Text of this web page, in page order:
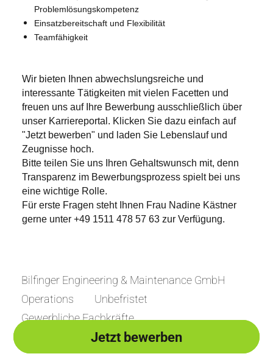
Jetzt bewerben
Problemlösungskompetenz
Einsatzbereitschaft und Flexibilität
Teamfähigkeit
Wir bieten Ihnen abwechslungsreiche und
interessante Tätigkeiten mit vielen Facetten und
freuen uns auf Ihre Bewerbung ausschließlich über
unser Karriereportal. Klicken Sie dazu einfach auf
"Jetzt bewerben" und laden Sie Lebenslauf und
Zeugnisse hoch.
Bitte teilen Sie uns Ihren Gehaltswunsch mit, denn
Transparenz im Bewerbungsprozess spielt bei uns
eine wichtige Rolle.
Für erste Fragen steht Ihnen Frau Nadine Kästner
gerne unter +49 1511 478 57 63 zur Verfügung.
Bilfinger Engineering & Maintenance GmbH
Operations
Unbefristet
Gewerbliche Fachkräfte
Jetzt bewerben